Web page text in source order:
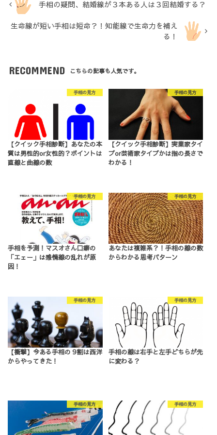
手相の疑問、結婚線が３本ある人は３回結婚する？
生命線が短い手相は短命？！知能線で生命力を補え
る！
RECOMMEND こちらの記事も人気です。
手相の見方
【クイック手相診断】あなたの本
質は男性的or女性的？ポイントは
直線と曲線の数
手相の見方
【クイック手相診断】実業家タイ
プor芸術家タイプかは指の長さで
わかる！
手相の見方
手相を予測！マスオさん口癖の
「エェー」は感情線の乱れが原
因！
手相の見方
あなたは複雑系？！手相の線の数
からわかる思考パターン
手相の見方
【衝撃】今ある手相の９割は西洋
からやってきた！
手相の見方
手相の線は右手と左手どちらが先
に変わる？
手相の見方 手相の見方